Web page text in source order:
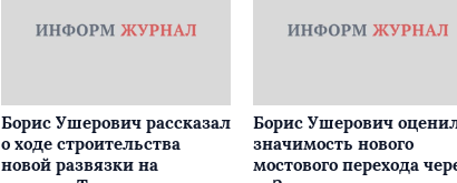
Борис Ушерович рассказал
о ходе строительства
новой развязки на
Борис Ушерович
значимость нового
мостового перехода